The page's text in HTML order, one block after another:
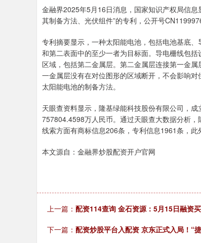
金融界2025年5月16日消息，国家知识产权局信
其制备方法、光伏组件”的专利，公开号
专利摘要显示，一种太阳能电池，包括电池基底
和第二表面中的至少一者为目标面。导电栅线包
区域，包括第二金属层。第二金属层连接第一金
一金属层没有在对位图形的区域断开，不会影响
太阳能电池的制备方法。
天眼查资料显示，隆基绿能科技股份有限公司，
757804.4598万人民币。通过天眼查大数据分析
线索方面有商标信息206条，专利信息1961条，此
本文源自：金融界炒股配资开户官网
上一篇： 配资114查询 金石资源：5月15日融资
下一篇： 配资炒股平台入配资 京东正式入局！“